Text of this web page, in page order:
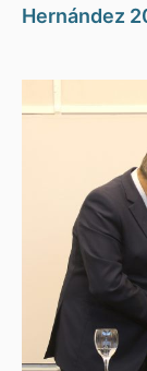
Hernández